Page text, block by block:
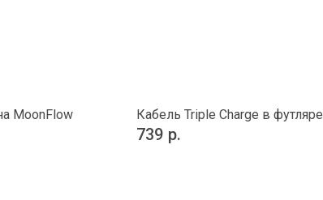
MoonFlow Кабель Triple Charge в футляре
739 р.